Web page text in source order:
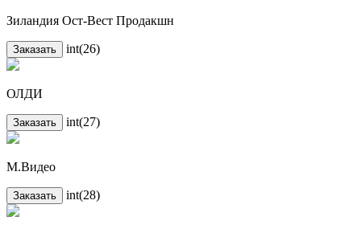
Зиландия Ост-Вест Продакшн
Заказать int(26)
ОЛДИ
Заказать int(27)
М.Видео
Заказать int(28)